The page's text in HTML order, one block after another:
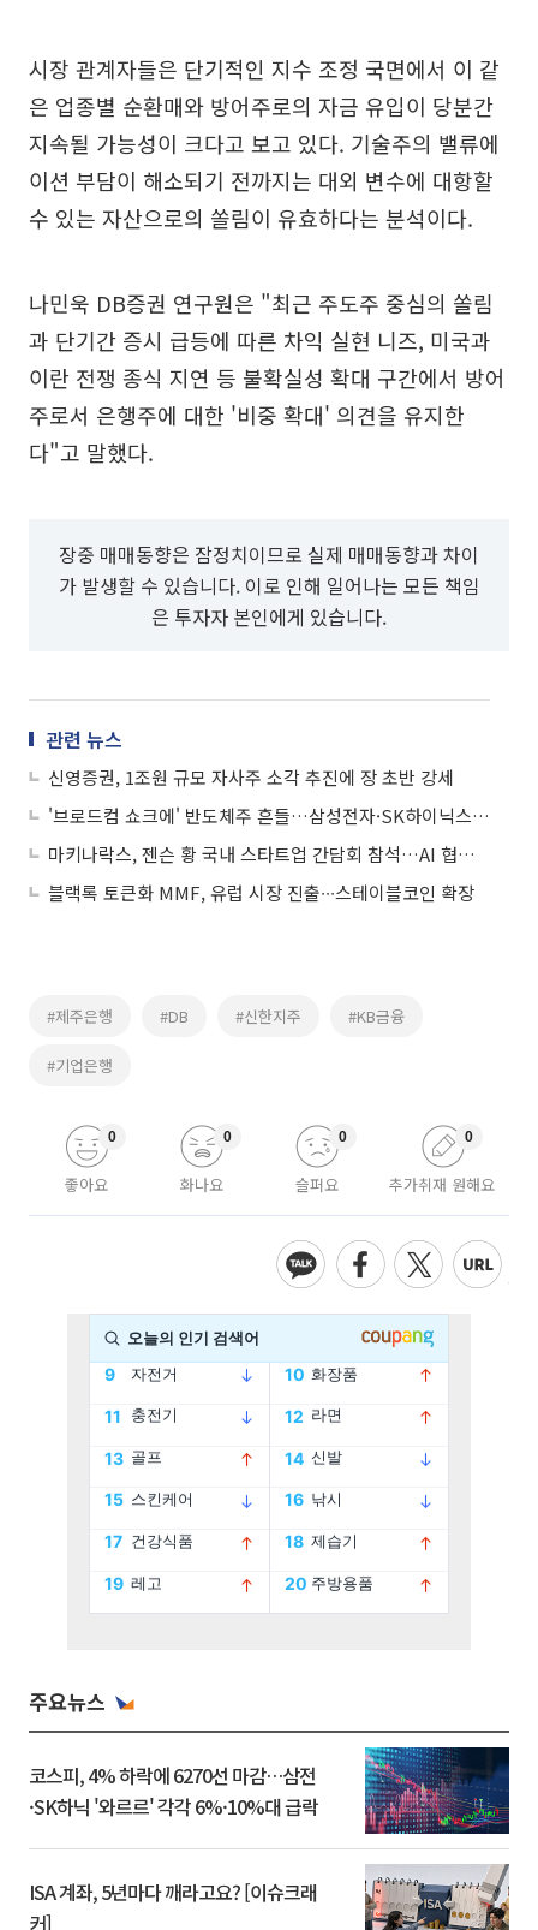
시장 관계자들은 단기적인 지수 조정 국면에서 이 같
은 업종별 순환매와 방어주로의 자금 유입이 당분간
지속될 가능성이 크다고 보고 있다. 기술주의 밸류에
이션 부담이 해소되기 전까지는 대외 변수에 대항할
수 있는 자산으로의 쏠림이 유효하다는 분석이다.
나민욱 DB증권 연구원은 "최근 주도주 중심의 쏠림
과 단기간 증시 급등에 따른 차익 실현 니즈, 미국과
이란 전쟁 종식 지연 등 불확실성 확대 구간에서 방어
주로서 은행주에 대한 '비중 확대' 의견을 유지한
다"고 말했다.
장중 매매동향은 잠정치이므로 실제 매매동향과 차이
가 발생할 수 있습니다. 이로 인해 일어나는 모든 책임
은 투자자 본인에게 있습니다.
관련 뉴스
신영증권, 1조원 규모 자사주 소각 추진에 장 초반 강세
'브로드컴 쇼크에' 반도체주 흔들…삼성전자·SK하이닉스 '급락'
마키나락스, 젠슨 황 국내 스타트업 간담회 참석…AI 협력 기대감에 상승세
블랙록 토큰화 MMF, 유럽 시장 진출∙∙∙스테이블코인 확장
#제주은행 #DB #신한지주 #KB금융
#기업은행
좋아요
0
화나요
0
슬퍼요
0
추가취재 원해요
0
주요뉴스
코스피, 4% 하락에 6270선 마감…삼전
·SK하닉 '와르르' 각각 6%·10%대 급락
ISA 계좌, 5년마다 깨라고요? [이슈크래
커]